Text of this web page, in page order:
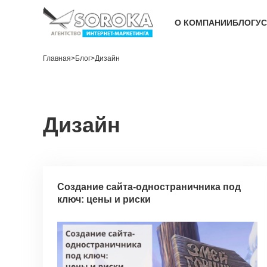
О КОМПАНИИБЛОГ
Главная>Блог>Дизайн
Дизайн
Создание сайта-одностраничника под
ключ: цены и риски